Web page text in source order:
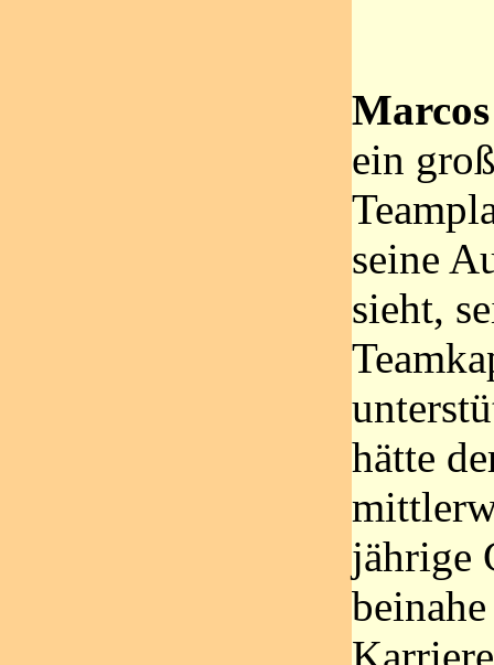
ein
seine
sieht,
hätte
jährige